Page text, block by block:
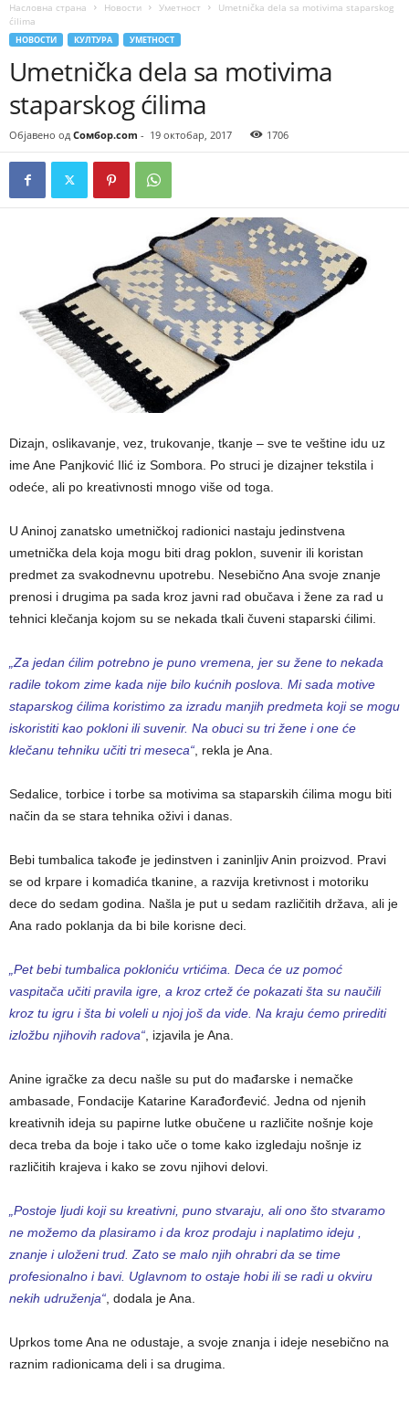
Насловна страна Новости Уметност
Umetnička dela sa motivima staparskog
ćilima
НОВОСТИ КУЛТУРА УМЕТНОСТ
Umetnička dela sa motivima
staparskog ćilima
Објавено од Сомбор.com - 19 октобар, 2017 1706
Dizajn, oslikavanje, vez, trukovanje, tkanje – sve te veštine idu uz
ime Ane Panjković Ilić iz Sombora. Po struci je dizajner tekstila i
odeće, ali po kreativnosti mnogo više od toga.
U Aninoj zanatsko umetničkoj radionici nastaju jedinstvena
umetnička dela koja mogu biti drag poklon, suvenir ili koristan
predmet za svakodnevnu upotrebu. Nesebično Ana svoje znanje
prenosi i drugima pa sada kroz javni rad obučava i žene za rad u
tehnici klečanja kojom su se nekada tkali čuveni staparski ćilimi.
„Za jedan ćilim potrebno je puno vremena, jer su žene to nekada
radile tokom zime kada nije bilo kućnih poslova. Mi sada motive
staparskog ćilima koristimo za izradu manjih predmeta koji se mogu
iskoristiti kao pokloni ili suvenir. Na obuci su tri žene i one će
klečanu tehniku učiti tri meseca“ , rekla je Ana.
Sedalice, torbice i torbe sa motivima sa staparskih ćilima mogu biti
način da se stara tehnika oživi i danas.
Bebi tumbalica takođe je jedinstven i zaninljiv Anin proizvod. Pravi
se od krpare i komadića tkanine, a razvija kretivnost i motoriku
dece do sedam godina. Našla je put u sedam različitih država, ali je
Ana rado poklanja da bi bile korisne deci.
„Pet bebi tumbalica pokloniću vrtićima. Deca će uz pomoć
vaspitača učiti pravila igre, a kroz crtež će pokazati šta su naučili
kroz tu igru i šta bi voleli u njoj još da vide. Na kraju ćemo prirediti
izložbu njihovih radova“ , izjavila je Ana.
Anine igračke za decu našle su put do mađarske i nemačke
ambasade, Fondacije Katarine Karađorđević. Jedna od njenih
kreativnih ideja su papirne lutke obučene u različite nošnje koje
deca treba da boje i tako uče o tome kako izgledaju nošnje iz
različitih krajeva i kako se zovu njihovi delovi.
„Postoje ljudi koji su kreativni, puno stvaraju, ali ono što stvaramo
ne možemo da plasiramo i da kroz prodaju i naplatimo ideju ,
znanje i uloženi trud. Zato se malo njih ohrabri da se time
profesionalno i bavi. Uglavnom to ostaje hobi ili se radi u okviru
nekih udruženja“ , dodala je Ana.
Uprkos tome Ana ne odustaje, a svoje znanja i ideje nesebično na
raznim radionicama deli i sa drugima.